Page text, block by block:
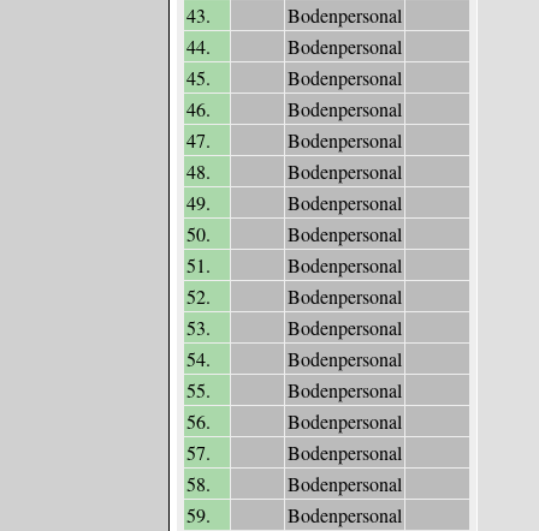
43.
Bodenpersonal
44.
Bodenpersonal
45.
Bodenpersonal
46.
Bodenpersonal
47.
Bodenpersonal
48.
Bodenpersonal
49.
Bodenpersonal
50.
Bodenpersonal
51.
Bodenpersonal
52.
Bodenpersonal
53.
Bodenpersonal
54.
Bodenpersonal
55.
Bodenpersonal
56.
Bodenpersonal
57.
Bodenpersonal
58.
Bodenpersonal
59.
Bodenpersonal